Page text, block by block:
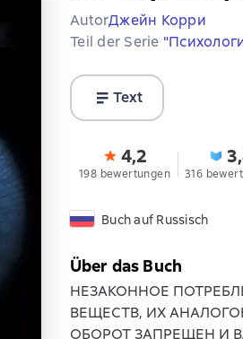
AutorДжейн Корри
Teil der Serie
Text
4,2
198 bewertungen 316
Buch auf Russisch
Über das Buch
НЕЗАКОННОЕ
ВЕЩЕСТВ, ИХ
ОБОРОТ ЗАПРЕЩЕН И